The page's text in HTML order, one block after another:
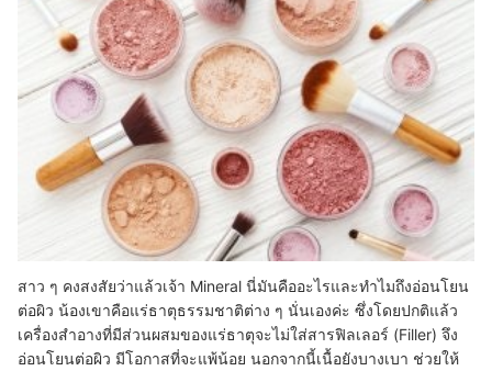
สาว ๆ คงสงสัยว่าแล้วเจ้า Mineral นี่มันคืออะไรและทำไมถึงอ่อนโยน
ต่อผิว น้องเขาคือแร่ธาตุธรรมชาติต่าง ๆ นั่นเองค่ะ ซึ่งโดยปกติแล้ว
เครื่องสำอางที่มีส่วนผสมของแร่ธาตุจะไม่ใส่สารฟิลเลอร์ (Filler) จึง
อ่อนโยนต่อผิว มีโอกาสที่จะแพ้น้อย นอกจากนี้เนื้อยังบางเบา ช่วยให้